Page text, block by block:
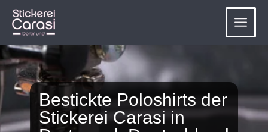
Zum
Inhalt
Bestickte Poloshirts der
Stickerei Carasi in